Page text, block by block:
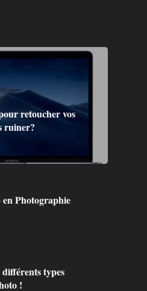
retoucher vos
ruiner?
Photographie
types
!
A PROPOS